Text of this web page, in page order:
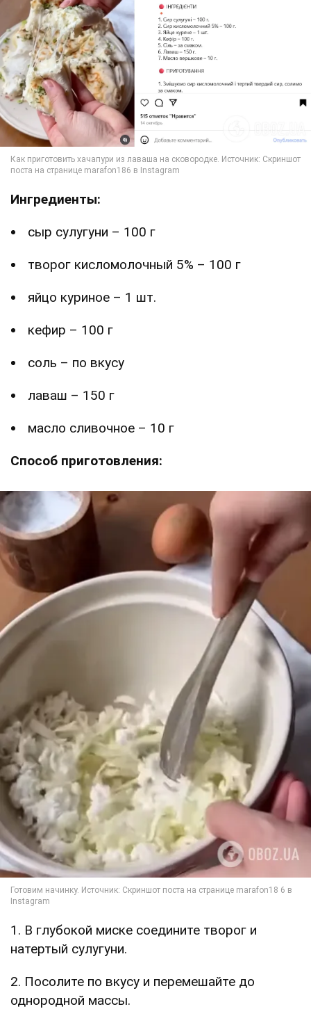
Ингредиенты:
сыр сулугуни – 100 г
творог кисломолочный 5% – 100 г
яйцо куриное – 1 шт.
кефир – 100 г
соль – по вкусу
лаваш – 150 г
масло сливочное – 10 г
Способ приготовления:
1. В глубокой миске соедините творог и
натертый сулугуни.
2. Посолите по вкусу и перемешайте до
однородной массы.